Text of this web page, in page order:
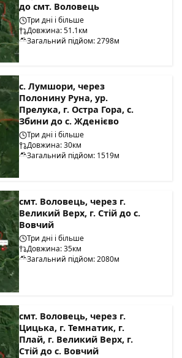
до смт. Воловець
Три дні і більше
Довжина: 51.1км
Загальний підйом: 2798м
с. Лумшори, через
Полонину Руна, ур.
Прелука, г. Остра Гора, с.
Збини до с. Жденієво
Три дні і більше
Довжина: 30км
Загальний підйом: 1519м
смт. Воловець, через г.
Великий Верх, г. Стій до с.
Вовчий
Три дні і більше
Довжина: 35км
Загальний підйом: 2080м
смт. Воловець, через г.
Цицька, г. Темнатик, г.
Плай, г. Великий Верх, г.
Стій до с. Вовчий